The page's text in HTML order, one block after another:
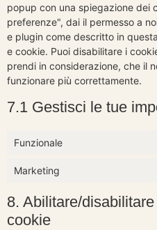
popup con una spiegazione dei
preferenze", dai il permesso a
e plugin come descritto in
e cookie. Puoi disabilitare i
prendi in considerazione, che il
funzionare più correttamente.
7.1 Gestisci le tue
Funzionale
Marketing
8. Abilitare/
cookie